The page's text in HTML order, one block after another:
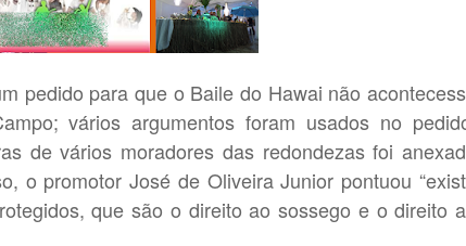
pedido para que o Baile do Hawai não
vários argumentos foram usados no
de vários moradores das redondezas foi
o promotor José de Oliveira Junior pontuou
que são o direito ao sossego e o direito